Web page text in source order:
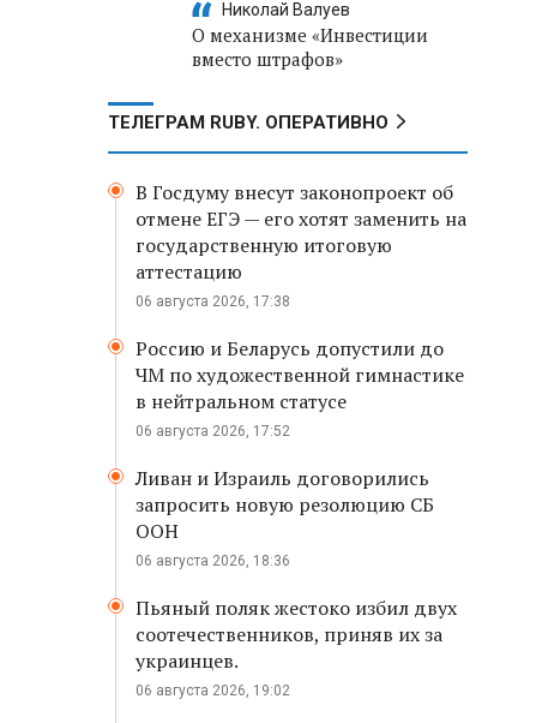
Николай Валуев
О механизме «Инвестиции
вместо штрафов»
ТЕЛЕГРАМ RUBY. ОПЕРАТИВНО
В Госдуму внесут законопроект об
отмене ЕГЭ — его хотят заменить на
государственную итоговую
аттестацию
06 августа 2026, 17:38
Россию и Беларусь допустили до
ЧМ по художественной гимнастике
в нейтральном статусе
06 августа 2026, 17:52
Ливан и Израиль договорились
запросить новую резолюцию СБ
ООН
06 августа 2026, 18:36
Пьяный поляк жестоко избил двух
соотечественников, приняв их за
украинцев.
06 августа 2026, 19:02